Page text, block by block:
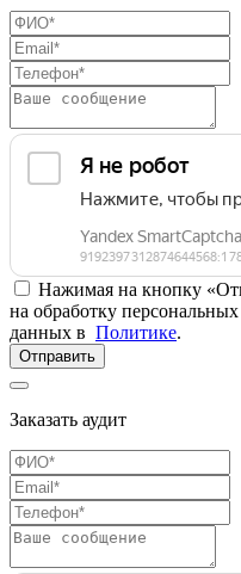
Нажимая на кнопку
на обработку
данных в Политике.
Отправить
Заказать аудит